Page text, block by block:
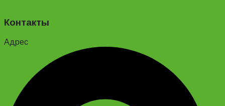
Контакты
Адрес